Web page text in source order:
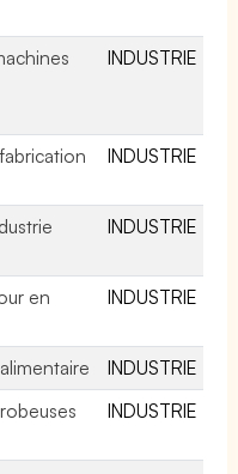
INDUSTRIE
INDUSTRIE
INDUSTRIE
en
INDUSTRIE
INDUSTRIE
INDUSTRIE